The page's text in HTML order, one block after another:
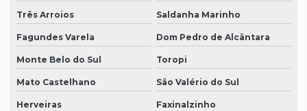
Três Arroios Saldanha Marinho
Fagundes Varela Dom Pedro de Alcântara
Monte Belo do Sul Toropi
Mato Castelhano São Valério do Sul
Herveiras Faxinalzinho